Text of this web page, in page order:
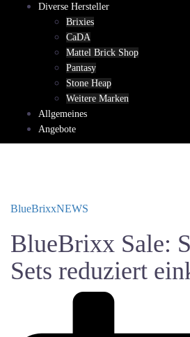
Diverse Hersteller
Brixies
CaDA
Mattel Brick Shop
Pantasy
Stone Heap
Weitere Marken
Allgemeines
Angebote
BlueBrixxNEWS
BlueBrixx Sale:
Sets reduziert